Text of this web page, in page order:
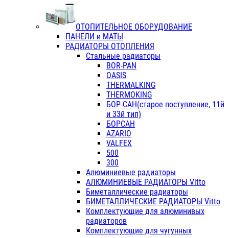
ОТОПИТЕЛЬНОЕ ОБОРУДОВАНИЕ
ПАНЕЛИ и МАТЫ
РАДИАТОРЫ ОТОПЛЕНИЯ
Стальные радиаторы
BOR-PAN
OASIS
THERMALKING
THERMOKING
БОР-САН(старое поступление, 11й
и 33й тип)
БОРСАН
AZARIO
VALFEX
500
300
Алюминиевые радиаторы
АЛЮМИНИЕВЫЕ РАДИАТОРЫ Vitto
Биметаллические радиаторы
БИМЕТАЛЛИЧЕСКИЕ РАДИАТОРЫ Vitto
Комплектующие для алюминивых
радиаторов
Комплектующие для чугунных